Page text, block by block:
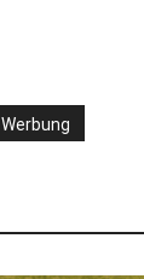
Werbung